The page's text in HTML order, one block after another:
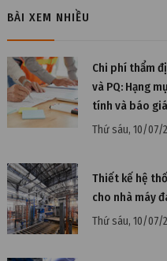
BÀI XEM NHIỀU
Chi phí thẩm
và PQ: Hạng
tính và báo
Thứ sáu, 10/07/
Thiết kế hệ
cho nhà máy
Thứ sáu, 10/07/